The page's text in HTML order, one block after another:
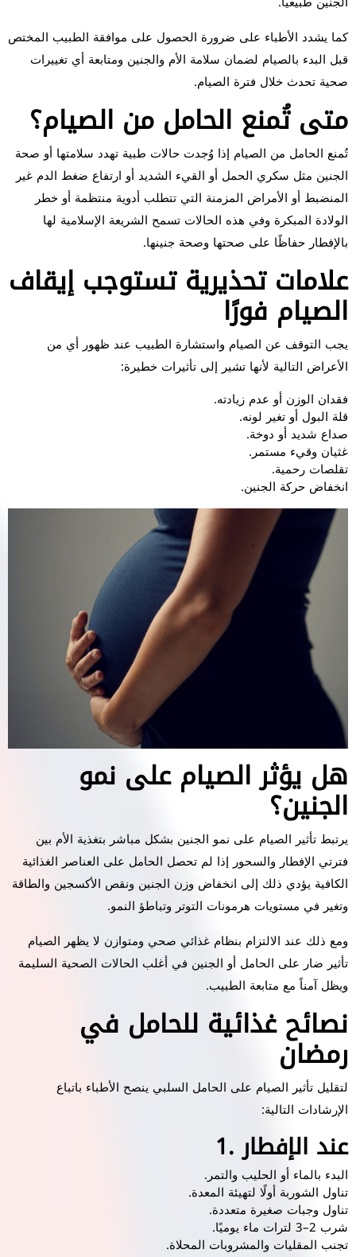
كما يشدد الأطباء على ضرورة الحصول على موافقة الطبيب المختص
قبل البدء بالصيام لضمان سلامة الأم والجنين ومتابعة أي تغييرات
صحية تحدث خلال فترة الصيام.
متى تُمنع الحامل من الصيام؟
تُمنع الحامل من الصيام إذا وُجدت حالات طبية تهدد سلامتها أو صحة
الجنين مثل سكري الحمل أو القيء الشديد أو ارتفاع ضغط الدم غير
المنضبط أو الأمراض المزمنة التي تتطلب أدوية منتظمة أو خطر
الولادة المبكرة وفي هذه الحالات تسمح الشريعة الإسلامية لها
بالإفطار حفاظًا على صحتها وصحة جنينها.
علامات تحذيرية تستوجب إيقاف
الصيام فورًا
يجب التوقف عن الصيام واستشارة الطبيب عند ظهور أي من
الأعراض التالية لأنها تشير إلى تأثيرات خطيرة:
فقدان الوزن أو عدم زيادته.
قلة البول أو تغير لونه.
صداع شديد أو دوخة.
غثيان وقيء مستمر.
تقلصات رحمية.
انخفاض حركة الجنين.
هل يؤثر الصيام على نمو
الجنين؟
يرتبط تأثير الصيام على نمو الجنين بشكل مباشر بتغذية الأم بين
فترتي الإفطار والسحور إذا لم تحصل الحامل على العناصر الغذائية
الكافية يؤدي ذلك إلى انخفاض وزن الجنين ونقص الأكسجين والطاقة
وتغير في مستويات هرمونات التوتر وتباطؤ النمو.
ومع ذلك عند الالتزام بنظام غذائي صحي ومتوازن لا يظهر الصيام
تأثير ضار على الحامل أو الجنين في أغلب الحالات الصحية السليمة
ويظل آمناً مع متابعة الطبيب.
نصائح غذائية للحامل في
رمضان
لتقليل تأثير الصيام على الحامل السلبي ينصح الأطباء باتباع
الإرشادات التالية:
1. عند الإفطار
البدء بالماء أو الحليب والتمر.
تناول الشوربة أولًا لتهيئة المعدة.
تناول وجبات صغيرة متعددة.
شرب 2–3 لترات ماء يوميًا.
تجنب المقليات والمشروبات المحلاة.